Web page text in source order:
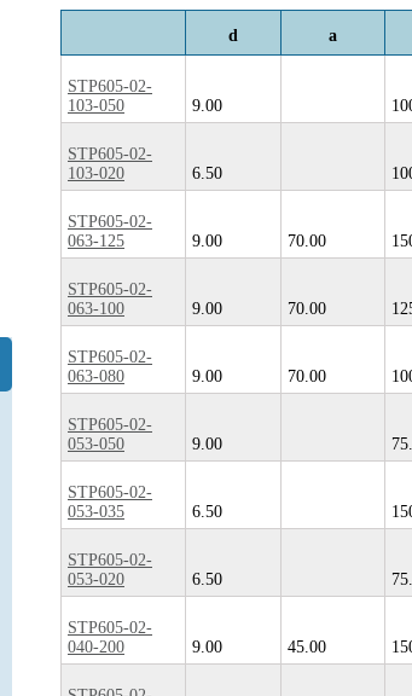
d a
STP605-02-
103-050
9.00
STP605-02-
103-020
6.50
STP605-02-
063-125
9.00 70.00
STP605-02-
063-100
9.00 70.00
STP605-02-
063-080
9.00 70.00
STP605-02-
053-050
9.00
STP605-02-
053-035
6.50
STP605-02-
053-020
6.50
STP605-02-
040-200
9.00 45.00